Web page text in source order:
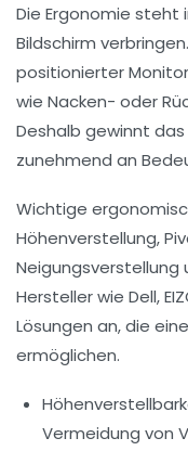
Die Ergonomie steht
Bildschirm
positionierter
wie Nacken- oder
Deshalb gewinnt
zunehmend an
Wichtige
Höhenverstellung,
Neigungsverstellung
Hersteller wie Dell,
Lösungen an, die
ermöglichen.
Vermeidung von